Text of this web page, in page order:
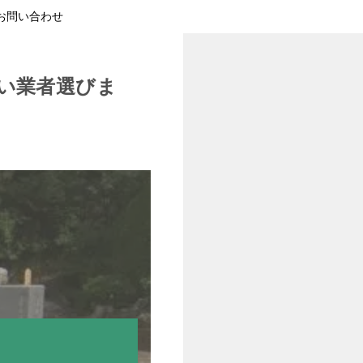
問い合わせ
業者選びま